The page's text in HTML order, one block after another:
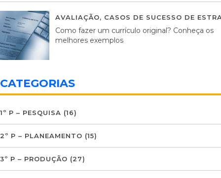
AVALIAÇÃO, CASOS DE SUCESSO DE
Como fazer um currículo original? Conheça os
melhores exemplos
CATEGORIAS
1º P – PESQUISA (16)
2º P – PLANEAMENTO (15)
3º P – PRODUÇÃO (27)